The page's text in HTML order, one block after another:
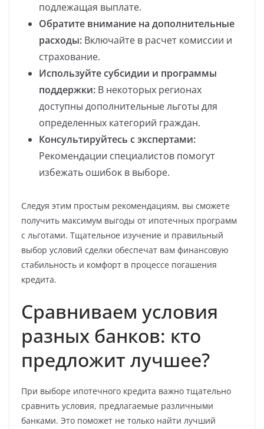
подлежащая выплате.
Обратите внимание на дополнительные
расходы: Включайте в расчет комиссии и
страхование.
Используйте субсидии и программы
поддержки: В некоторых регионах
доступны дополнительные льготы для
определенных категорий граждан.
Консультируйтесь с экспертами:
Рекомендации специалистов помогут
избежать ошибок в выборе.
Следуя этим простым рекомендациям, вы сможете
получить максимум выгоды от ипотечных программ
с льготами. Тщательное изучение и правильный
выбор условий сделки обеспечат вам финансовую
стабильность и комфорт в процессе погашения
кредита.
Сравниваем условия
разных банков: кто
предложит лучшее?
При выборе ипотечного кредита важно тщательно
сравнить условия, предлагаемые различными
банками. Это поможет не только найти лучший